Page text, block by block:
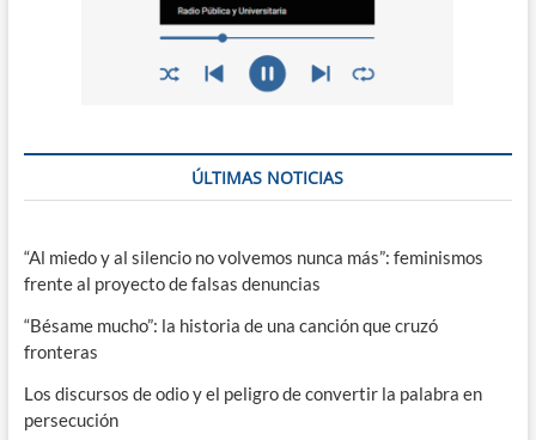
ÚLTIMAS NOTICIAS
“Al miedo y al silencio no volvemos nunca más”: feminismos
frente al proyecto de falsas denuncias
“Bésame mucho”: la historia de una canción que cruzó
fronteras
Los discursos de odio y el peligro de convertir la palabra en
persecución